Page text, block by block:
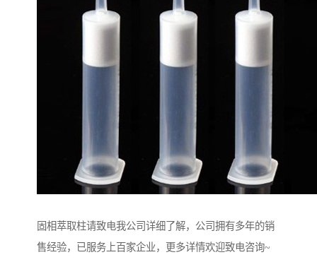
固相萃取柱请致电我公司详细了解，公司拥有多年的销
售经验，已服务上百家企业，更多详情欢迎致电咨询~